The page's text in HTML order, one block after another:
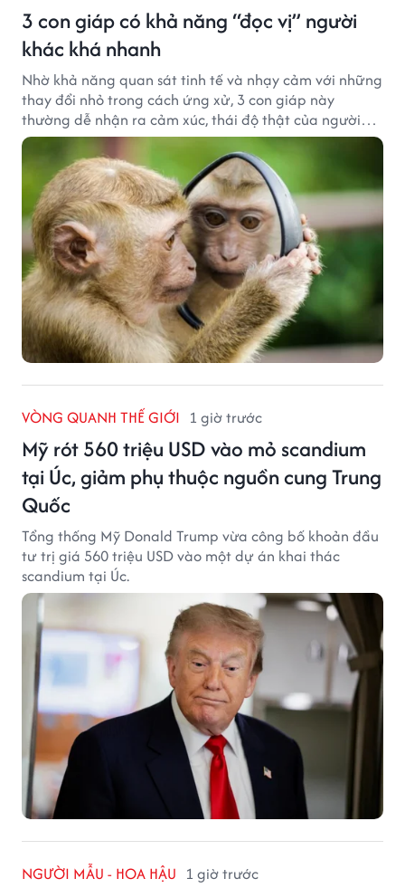
3 con giáp có khả năng “đọc vị” người
khác khá nhanh
Nhờ khả năng quan sát tinh tế và nhạy cảm với những
thay đổi nhỏ trong cách ứng xử, 3 con giáp này
thường dễ nhận ra cảm xúc, thái độ thật của người
đối diện.
VÒNG QUANH THẾ GIỚI 1 giờ trước
Mỹ rót 560 triệu USD vào mỏ scandium
tại Úc, giảm phụ thuộc nguồn cung Trung
Quốc
Tổng thống Mỹ Donald Trump vừa công bố khoản đầu
tư trị giá 560 triệu USD vào một dự án khai thác
scandium tại Úc.
NGƯỜI MẪU - HOA HẬU 1 giờ trước